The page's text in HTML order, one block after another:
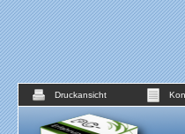
Druckansicht